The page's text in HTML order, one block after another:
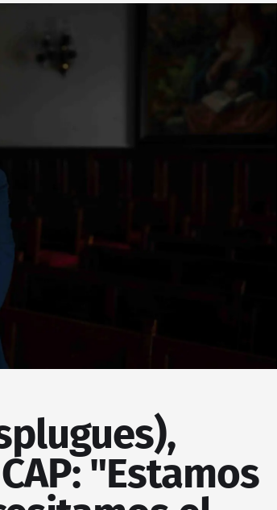
"Estamos